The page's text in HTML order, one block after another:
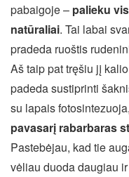
pabaigoje – palieku
natūraliai. Tai labai
pradeda ruoštis
Aš taip pat tręšiu jį
padeda sustiprinti
su lapais
pavasarį rabarbaras
Pastebėjau, kad tie
vėliau duoda daugiau